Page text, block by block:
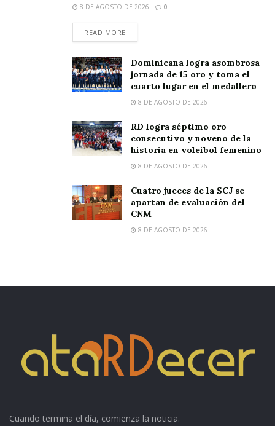
8 DE AGOSTO DE 2026
0
READ MORE
Dominicana logra asombrosa
jornada de 15 oro y toma el
cuarto lugar en el medallero
8 DE AGOSTO DE 2026
RD logra séptimo oro
consecutivo y noveno de la
historia en voleibol femenino
8 DE AGOSTO DE 2026
Cuatro jueces de la SCJ se
apartan de evaluación del
CNM
8 DE AGOSTO DE 2026
Cuando termina el día, comienza la noticia.